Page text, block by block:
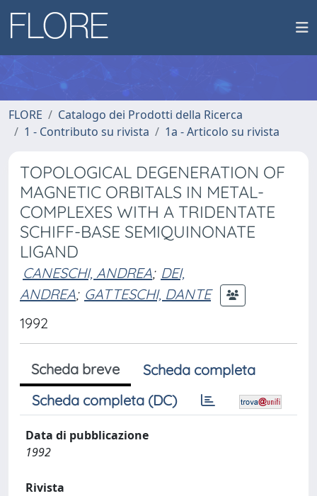
FLORE
Catalogo dei Prodotti della Ricerca
1 - Contributo su rivista
1a - Articolo su rivista
TOPOLOGICAL DEGENERATION OF
MAGNETIC ORBITALS IN METAL-
COMPLEXES WITH A TRIDENTATE
SCHIFF-BASE SEMIQUINONATE
LIGAND
CANESCHI, ANDREA; DEI,
ANDREA; GATTESCHI, DANTE
1992
Scheda breve
Scheda completa
Scheda completa (DC)
Data di pubblicazione
1992
Rivista